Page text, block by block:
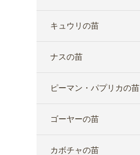
キュウリの苗
ナスの苗
ピーマン・パプリカの苗
ゴーヤーの苗
カボチャの苗